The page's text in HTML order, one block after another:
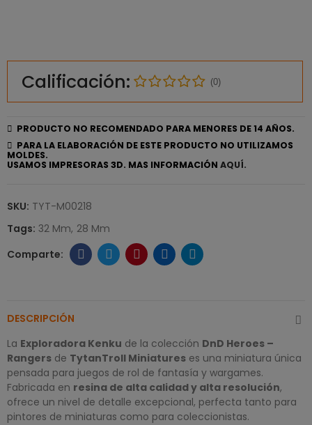
Calificación: (0)
PRODUCTO NO RECOMENDADO PARA MENORES DE 14 AÑOS.
PARA LA ELABORACIÓN DE ESTE PRODUCTO NO UTILIZAMOS
MOLDES.
USAMOS IMPRESORAS 3D. MAS INFORMACIÓN AQUÍ.
SKU: TYT-M00218
Tags: 32 Mm 28 Mm
DESCRIPCIÓN
La Exploradora Kenku de la colección DnD Heroes –
Rangers de TytanTroll Miniatures es una miniatura única
pensada para juegos de rol de fantasía y wargames.
Fabricada en resina de alta calidad y alta resolución,
ofrece un nivel de detalle excepcional, perfecta tanto para
pintores de miniaturas como para coleccionistas.